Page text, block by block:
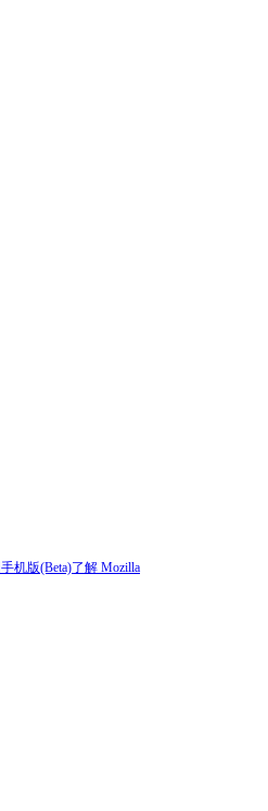
手机版(Beta)了解 Mozilla